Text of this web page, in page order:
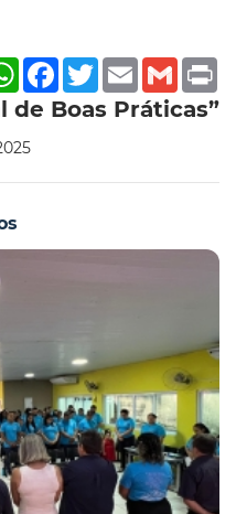
WhatsApp
Facebook
Twitter
Email
de Boas Práticas”